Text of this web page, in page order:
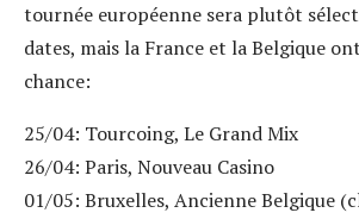
tournée européenne sera plutôt
dates, mais la France et la Belgique
chance:
25/04: Tourcoing, Le Grand Mix
26/04: Paris, Nouveau Casino
01/05: Bruxelles, Ancienne Belgique